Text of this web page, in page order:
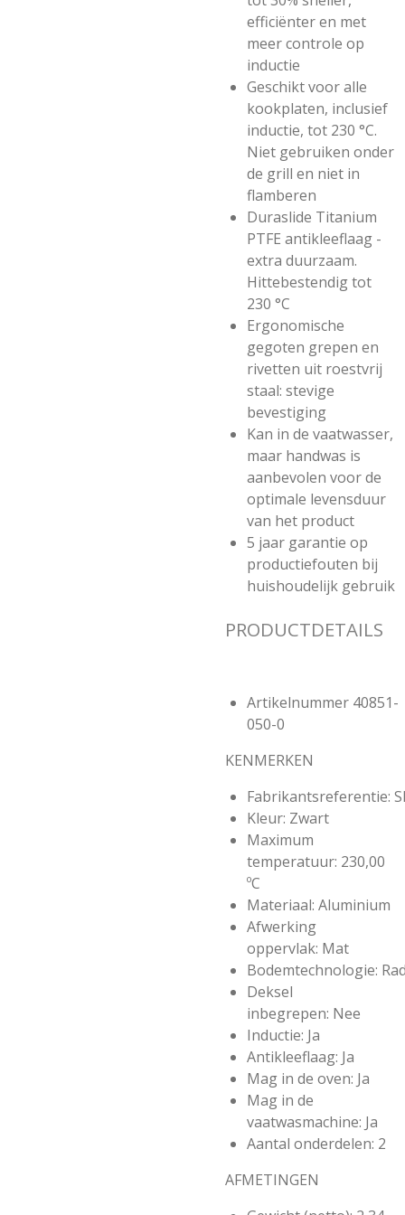
efficiënter en met
meer controle op
inductie
Geschikt voor alle
kookplaten, inclusief
inductie, tot 230 °C.
Niet gebruiken onder
de grill en niet in
flamberen
Duraslide Titanium
PTFE antikleeflaag -
extra duurzaam.
Hittebestendig tot
230 °C
Ergonomische
gegoten grepen en
rivetten uit roestvrij
staal: stevige
bevestiging
Kan in de vaatwasser,
maar handwas is
aanbevolen voor de
optimale levensduur
van het product
5 jaar garantie op
productiefouten bij
huishoudelijk gebruik
PRODUCTDETAILS
Artikelnummer 40851-
050-0
KENMERKEN
Fabrikantsreferentie:
Kleur: Zwart
Maximum
temperatuur: 230,00
ºC
Materiaal: Aluminium
Afwerking
oppervlak: Mat
Bodemtechnologie:
Deksel
inbegrepen: Nee
Inductie: Ja
Antikleeflaag: Ja
Mag in de oven: Ja
Mag in de
vaatwasmachine: Ja
Aantal onderdelen: 2
AFMETINGEN